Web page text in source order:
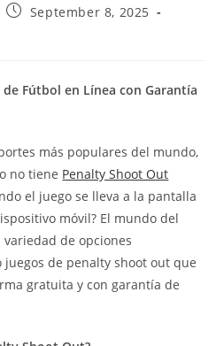
PostSeptember 8, 2025
Fútbol en Línea con Garantía
más populares del mundo,
no tiene Penalty Shoot Out
el juego se lleva a la pantalla
móvil? El mundo del
de opciones
de penalty shoot out que
gratuita y con garantía de